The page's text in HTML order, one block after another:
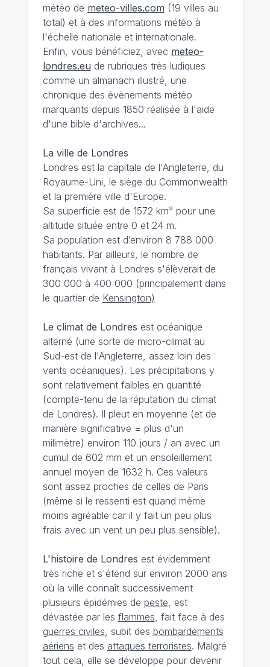
météo de meteo-villes.com (19 villes au
total) et à des informations météo à
l'échelle nationale et internationale.
Enfin, vous bénéficiez, avec meteo-
londres.eu de rubriques très ludiques
comme un almanach illustré, une
chronique des évènements météo
marquants depuis 1850 réalisée à l'aide
d'une bible d'archives...
La ville de Londres
Londres est la capitale de l'Angleterre, du
Royaume-Uni, le siège du Commonwealth
et la première ville d'Europe.
Sa superficie est de 1572 km² pour une
altitude située entre 0 et 24 m.
Sa population est d’environ 8 788 000
habitants. Par ailleurs, le nombre de
français vivant à Londres s'élèverait de
300 000 à 400 000 (principalement dans
le quartier de Kensington)
Le climat de Londres est océanique
alterné (une sorte de micro-climat au
Sud-est de l'Angleterre, assez loin des
vents océaniques). Les précipitations y
sont relativement faibles en quantité
(compte-tenu de la réputation du climat
de Londres). Il pleut en moyenne (et de
manière significative = plus d'un
milimètre) environ 110 jours / an avec un
cumul de 602 mm et un ensoleillement
annuel moyen de 1632 h. Ces valeurs
sont assez proches de celles de Paris
(même si le ressenti est quand même
moins agréable car il y fait un peu plus
frais avec un vent un peu plus sensible).
L'histoire de Londres est évidemment
très riche et s'étend sur environ 2000 ans
où la ville connaît successivement
plusieurs épidémies de peste, est
dévastée par les flammes, fait face à des
guerres civiles, subit des bombardements
aériens et des attaques terroristes. Malgré
tout cela, elle se développe pour devenir